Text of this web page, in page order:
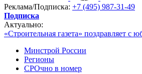
Реклама/Подписка: +7 (495) 987-31-49
Подписка
Актуально:
«Строительная газета» поздравляет с
Минстрой России
Регионы
СРОчно в номер